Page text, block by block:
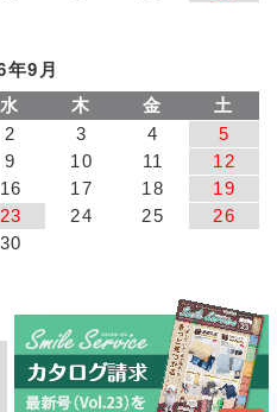
年9月
水 木 金
土
2 3 4
5
9 10 11
12
16 17 18
19
23 24 25
26
30